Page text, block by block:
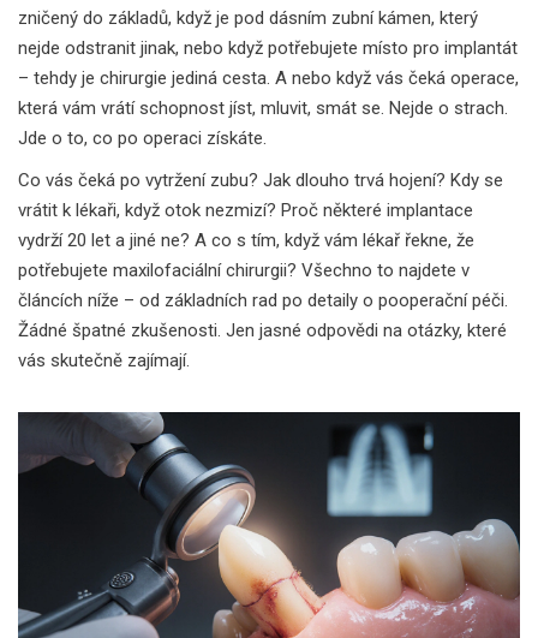
zničený do základů, když je pod dásním zubní kámen, který
nejde odstranit jinak, nebo když potřebujete místo pro implantát
– tehdy je chirurgie jediná cesta. A nebo když vás čeká operace,
která vám vrátí schopnost jíst, mluvit, smát se. Nejde o strach.
Jde o to, co po operaci získáte.
Co vás čeká po vytržení zubu? Jak dlouho trvá hojení? Kdy se
vrátit k lékaři, když otok nezmizí? Proč některé implantace
vydrží 20 let a jiné ne? A co s tím, když vám lékař řekne, že
potřebujete maxilofaciální chirurgii? Všechno to najdete v
článcích níže – od základních rad po detaily o pooperační péči.
Žádné špatné zkušenosti. Jen jasné odpovědi na otázky, které
vás skutečně zajímají.